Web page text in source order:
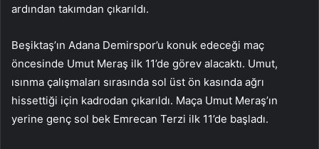
ardından takımdan çıkarıldı.
Beşiktaş’ın Adana Demirspor’u konuk edeceği maç
öncesinde Umut Meraş ilk 11’de görev alacaktı. Umut,
ısınma çalışmaları sırasında sol üst ön kasında ağrı
hissettiği için kadrodan çıkarıldı. Maça Umut Meraş’ın
yerine genç sol bek Emrecan Terzi ilk 11’de başladı.